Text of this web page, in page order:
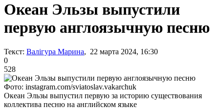
Океан Эльзы выпустили
первую англоязычную песню
Текст: Валігура Марина, 22 марта 2024, 16:30
0
528
Фото: instagram.com/sviatoslav.vakarchuk
Океан Эльзы выпустил первую за историю существования
коллектива песню на английском языке